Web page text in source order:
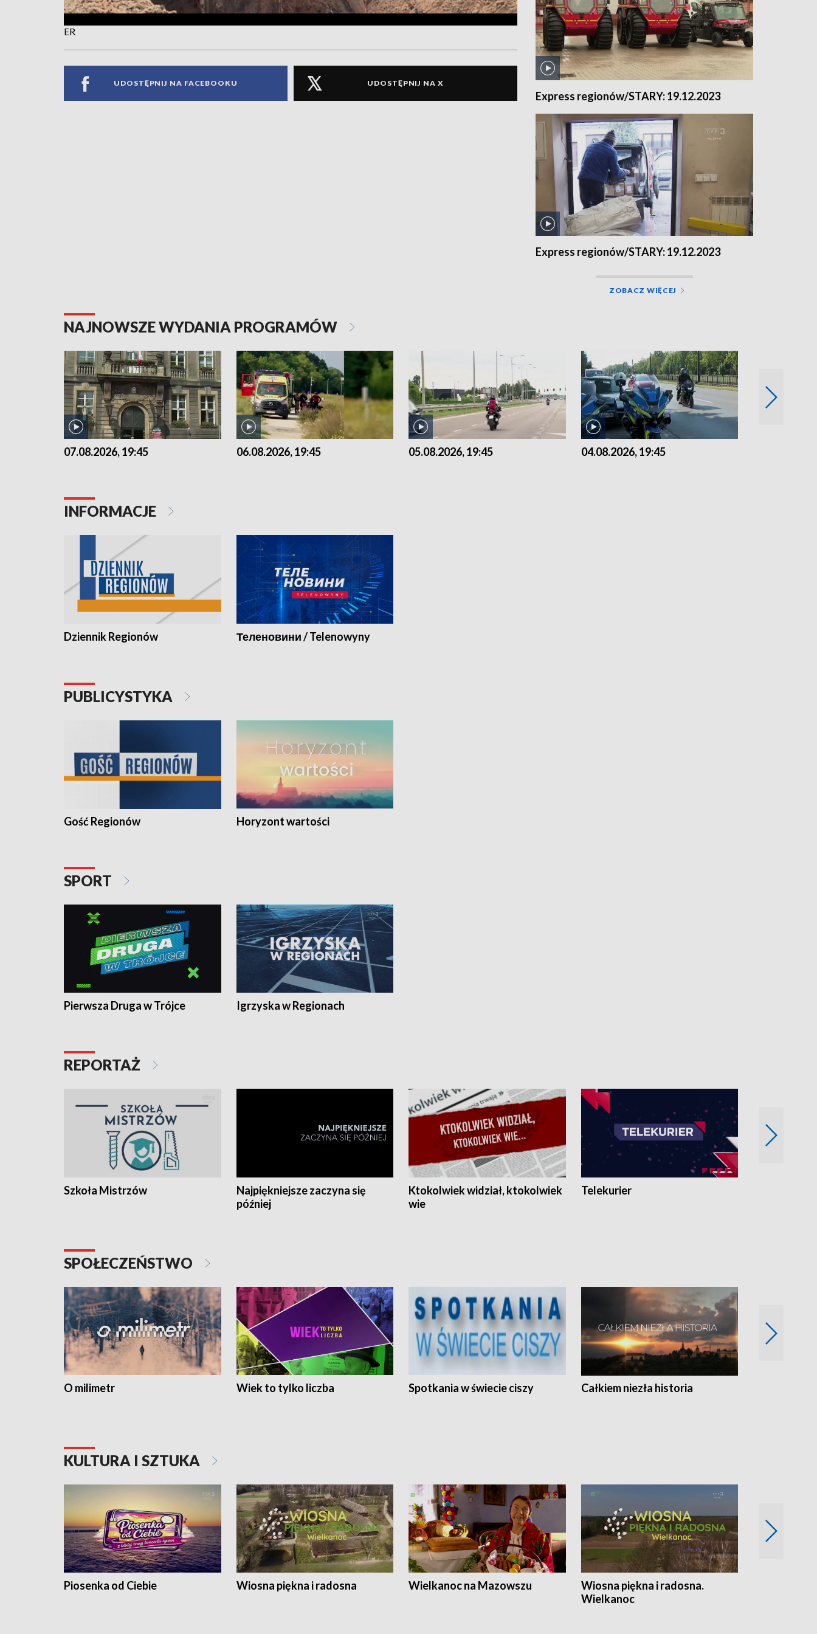
ER
UDOSTĘPNIJ NA FACEBOOKU UDOSTĘPNIJ NA X
Express regionów/STARY: 19.12.2023
Express regionów/STARY: 19.12.2023
ZOBACZ WIĘCEJ
NAJNOWSZE WYDANIA PROGRAMÓW
07.08.2026, 19:45 06.08.2026, 19:45 05.08.2026, 19:45 04.08.2026, 19:45
INFORMACJE
Dziennik Regionów Теленовини / Telenowyny
PUBLICYSTYKA
Gość Regionów Horyzont wartości
SPORT
Pierwsza Druga w Trójce Igrzyska w Regionach
REPORTAŻ
Szkoła Mistrzów
Najpiękniejsze zaczyna się
później
Ktokolwiek widział, ktokolwiek
wie
Telekurier
SPOŁECZEŃSTWO
O milimetr Wiek to tylko liczba Spotkania w świecie ciszy Całkiem niezła historia
KULTURA I SZTUKA
Piosenka od Ciebie Wiosna piękna i radosna Wielkanoc na Mazowszu
Wiosna piękna i radosna.
Wielkanoc